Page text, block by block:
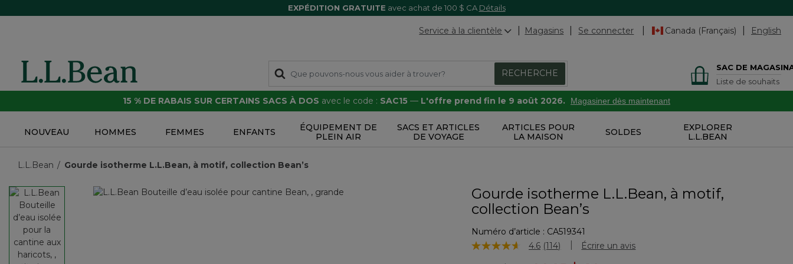
EXPÉDITION GRATUITE avec achat de 100 $ CA Détails
Service à la clientèle Magasins Se connecter Canada (Français) English
RECHERCHE
SAC DE
Liste de souhaits
15 % DE RABAIS SUR CERTAINS SACS À DOS avec le code : SAC15 — L'offre prend fin le 9 août 2026. Magasiner dès maintenant
NOUVEAU HOMMES FEMMES ENFANTS
ÉQUIPEMENT DE
PLEIN AIR
SACS ET ARTICLES
DE VOYAGE
ARTICLES POUR
LA MAISON
SOLDES
EXPLORER
L.L.BEAN
L.L.Bean Gourde isotherme L.L.Bean, à motif, collection Bean’s
Gourde isotherme L.L.Bean, à motif,
collection Bean’s
Numéro d’article : CA519341
3,7 sur 5 Évaluation des clients
4.6 Lire
(114) Écrire un avis